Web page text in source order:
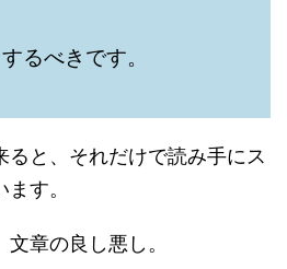
るべきです。
ると、それだけで読み手にス
す。
章の良し悪し。